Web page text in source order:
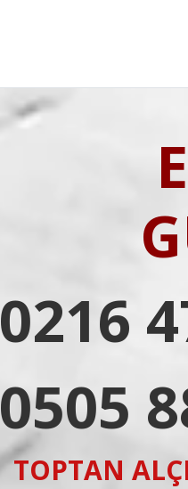
0216
0505
TOPTAN